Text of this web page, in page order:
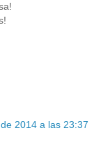
2014 a las 23:37